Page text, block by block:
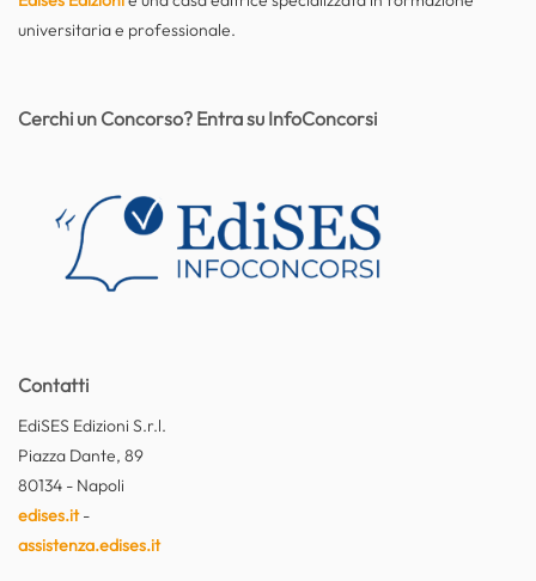
universitaria e professionale.
Contatti
EdiSES Edizioni S.r.l.
Piazza Dante, 89
80134 - Napoli
edises.it-
assistenza.edises.it
Cerchi un Concorso? Entra su InfoConcorsi